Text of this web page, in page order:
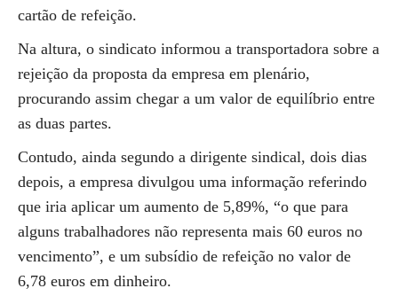
cartão de refeição.
Na altura, o sindicato informou a transportadora sobre a
rejeição da proposta da empresa em plenário,
procurando assim chegar a um valor de equilíbrio entre
as duas partes.
Contudo, ainda segundo a dirigente sindical, dois dias
depois, a empresa divulgou uma informação referindo
que iria aplicar um aumento de 5,89%, “o que para
alguns trabalhadores não representa mais 60 euros no
vencimento”, e um subsídio de refeição no valor de
6,78 euros em dinheiro.